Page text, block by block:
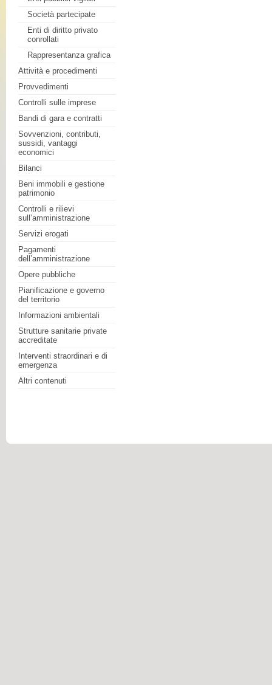
Società partecipate
Enti di diritto privato
conrollati
Rappresentanza grafica
Attività e procedimenti
Provvedimenti
Controlli sulle imprese
Bandi di gara e contratti
Sovvenzioni, contributi,
sussidi, vantaggi
economici
Bilanci
Beni immobili e gestione
patrimonio
Controlli e rilievi
sull’amministrazione
Servizi erogati
Pagamenti
dell’amministrazione
Opere pubbliche
Pianificazione e governo
del territorio
Informazioni ambientali
Strutture sanitarie private
accreditate
Interventi straordinari e di
emergenza
Altri contenuti